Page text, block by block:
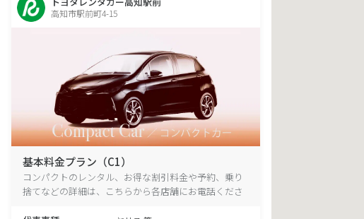
高知市駅前町4-15
基本料金プラン（C1）
コンパクトのレンタル、お得な割引料金や予約、乗り
捨てなどの詳細は、こちらから各店舗にお電話くださ